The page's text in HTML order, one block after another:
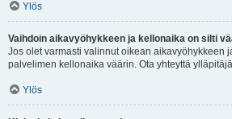
Ylös
Vaihdoin aikavyöhykkeen ja kellonaika on silti
Jos olet varmasti valinnut oikean aikavyöhykkeen
palvelimen kellonaika väärin. Ota yhteyttä
Ylös